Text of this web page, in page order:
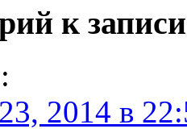
к
:
2014 в